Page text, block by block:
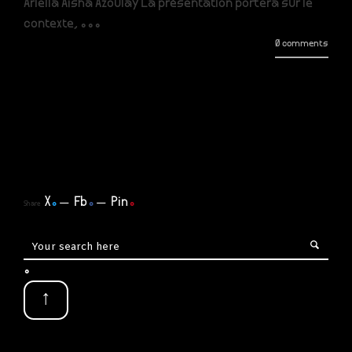
Ariella Aïsha Azoulay La présentation portera sur le
contexte, ...
0 comments
Share X. Fb. Pin.
.
↑